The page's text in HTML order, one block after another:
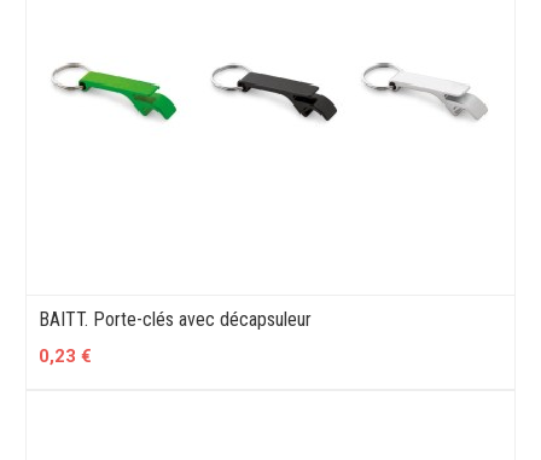
BAITT. Porte-clés avec décapsuleur
0,23 €